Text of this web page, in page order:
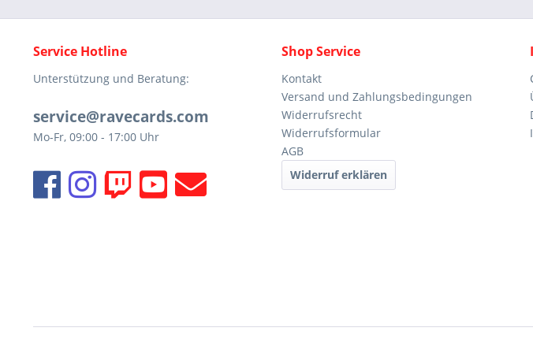
Service Hotline
Unterstützung und Beratung:
service@ravecards.com
Mo-Fr, 09:00 - 17:00 Uhr
Shop Service
Kontakt
Versand und Zahlungsbedingungen
Widerrufsrecht
Widerrufsformular
AGB
Widerruf erklären